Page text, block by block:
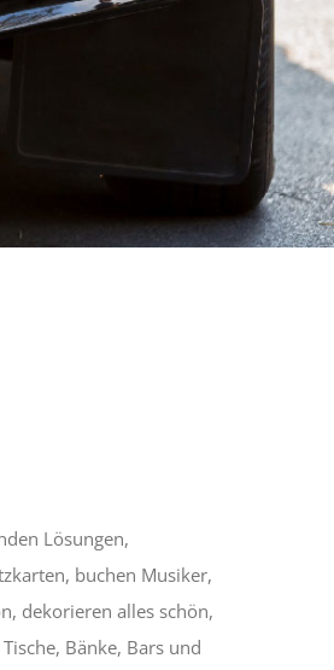
Lösungen,
buchen Musiker,
dekorieren alles schön,
Bänke, Bars und